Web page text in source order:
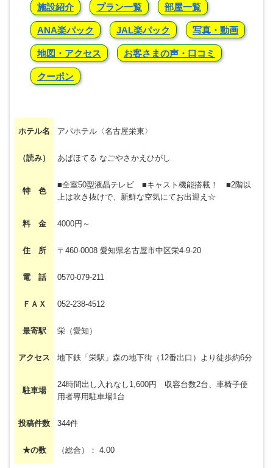
施設紹介 プラン一覧 部屋一覧
ANA楽パック JAL楽パック 写真・動画
地図・アクセス お客さまの声・口コミ
クーポン
ホテル名 アパホテル〈名古屋栄東〉
（読み） あぱほてる なごやさかえひがし
特 色
■全室50型液晶テレビ ■キャスト機能搭載！ ■2階以
上は吹き抜けで、新鮮な空気にてお出迎え☆
料 金 4000円～
住 所 〒460-0008 愛知県名古屋市中区栄4-9-20
電 話 0570-079-211
ＦＡＸ 052-238-4512
最寄駅 栄（愛知）
アクセス 地下鉄「栄駅」森の地下街（12番出口）より徒歩約6分
駐車場
24時間出し入れなし1,600円 収容台数2台、車椅子使
用者専用駐車場1台
投稿件数 344件
★の数 （総合）： 4.00